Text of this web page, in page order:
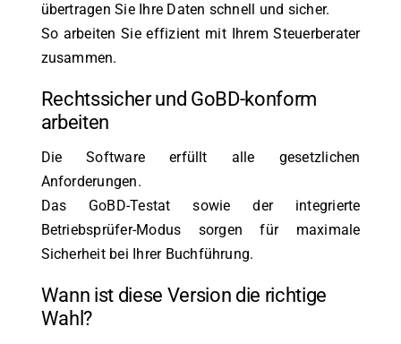
übertragen Sie Ihre Daten schnell und sicher.
So arbeiten Sie effizient mit Ihrem Steuerberater
zusammen.
Rechtssicher und GoBD-konform
arbeiten
Die Software erfüllt alle gesetzlichen
Anforderungen.
Das GoBD-Testat sowie der integrierte
Betriebsprüfer-Modus sorgen für maximale
Sicherheit bei Ihrer Buchführung.
Wann ist diese Version die richtige
Wahl?